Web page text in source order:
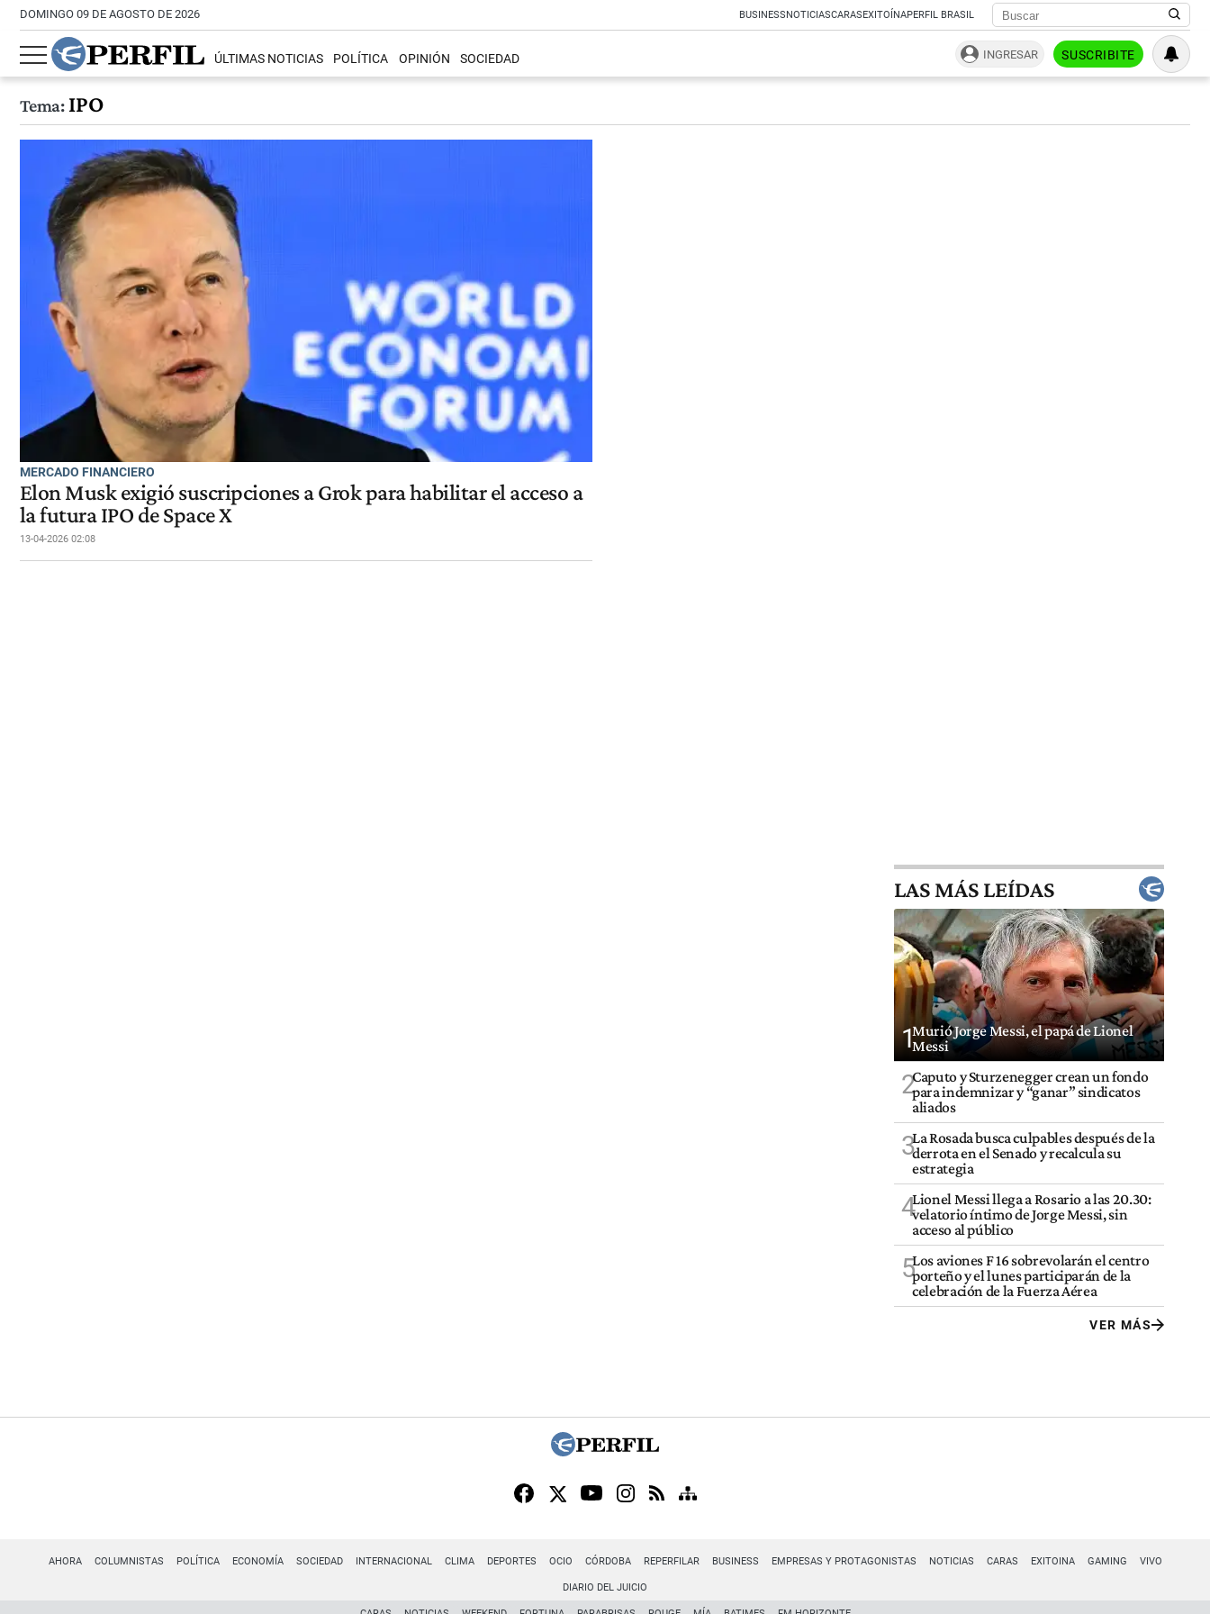
DOMINGO 09 DE AGOSTO DE 2026 BUSINESSNOTICIASCARASEXITOÍNAPERFIL BRASIL
ÚLTIMAS NOTICIAS POLÍTICA OPINIÓN SOCIEDAD INGRESAR SUSCRIBITE
Tema:IPO
MERCADO FINANCIERO
Elon Musk exigió suscripciones a Grok para habilitar el acceso a
la futura IPO de Space X
13-04-2026 02:08
LAS MÁS LEÍDAS
1Murió Jorge Messi, el papá de Lionel
Messi
2Caputo y Sturzenegger crean un fondo
para indemnizar y “ganar” sindicatos
aliados
3La Rosada busca culpables después de la
derrota en el Senado y recalcula su
estrategia
4Lionel Messi llega a Rosario a las 20.30:
velatorio íntimo de Jorge Messi, sin
acceso al público
5Los aviones F 16 sobrevolarán el centro
porteño y el lunes participarán de la
celebración de la Fuerza Aérea
VER MÁS
AHORA COLUMNISTAS POLÍTICA ECONOMÍA SOCIEDAD INTERNACIONAL CLIMA DEPORTES OCIO CÓRDOBA REPERFILAR BUSINESS EMPRESAS Y PROTAGONISTAS NOTICIAS CARAS EXITOINA GAMING VIVO
DIARIO DEL JUICIO